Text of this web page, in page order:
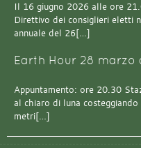
Il 16 giugno 2026 alle ore
Direttivo dei consiglieri eletti
annuale del 26[…]
Earth Hour 28 marzo
Appuntamento: ore 20.30
al chiaro di luna
metri[…]